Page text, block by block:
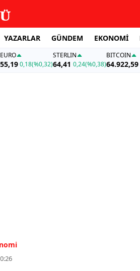
YAZARLAR GÜNDEM EKONOMİ
EURO
55,19 0,18(%0,32)
STERLIN
64,41 0,24(%0,38)
BITCOIN
64.922,59